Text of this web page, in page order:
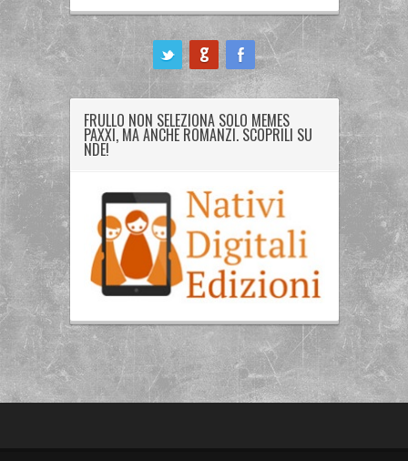
FRULLO NON SELEZIONA SOLO MEMES
PAXXI, MA ANCHE ROMANZI. SCOPRILI SU
NDE!